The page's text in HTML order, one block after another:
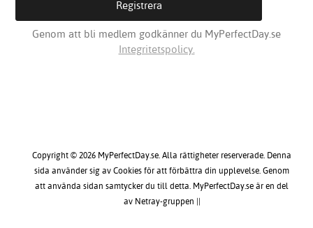
Genom att bli medlem godkänner du MyPerfectDay.se
Integritetspolicy.
Copyright © 2026 MyPerfectDay.se. Alla rättigheter reserverade. Denna
sida använder sig av Cookies för att förbättra din upplevelse. Genom
att använda sidan samtycker du till detta. MyPerfectDay.se är en del
av Netray-gruppen ||